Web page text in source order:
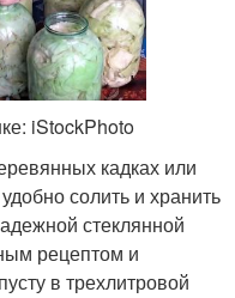
iStockPhoto
кадках или
солить и хранить
стеклянной
рецептом и
в трехлитровой